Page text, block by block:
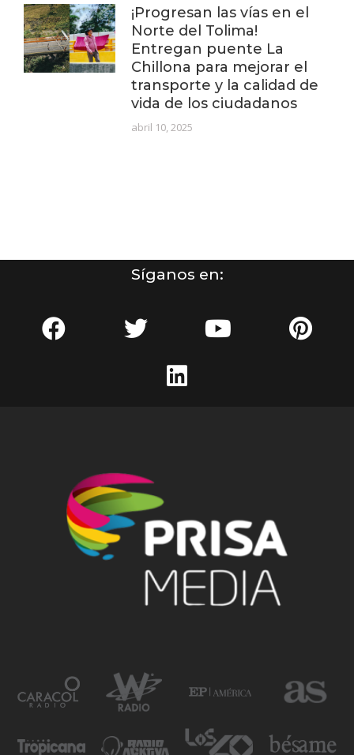
¡Progresan las vías en el
Norte del Tolima!
Entregan puente La
Chillona para mejorar el
transporte y la calidad de
vida de los ciudadanos
abril 10, 2025
Síganos en: